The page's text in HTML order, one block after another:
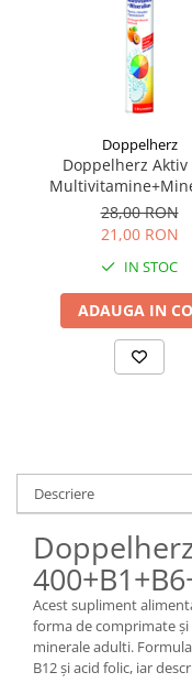
Doppelherz
Doppelherz Aktiv
15 comprimate
efervescente
28,00 RON
21,00 RON
IN STOC
ADAUGA IN
Descriere
Acest supliment
forma de comprimate
minerale adulti.
B12 și acid folic, iar